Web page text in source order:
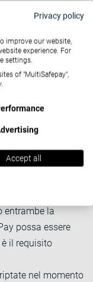
Pay non solo non
Per molte
di
(Mobile
entrambe la
possa essere
è il requisito
nel momento
Privacy policy
improve our website,
experience. For
settings.
of "MultiSafepay",
Accept all